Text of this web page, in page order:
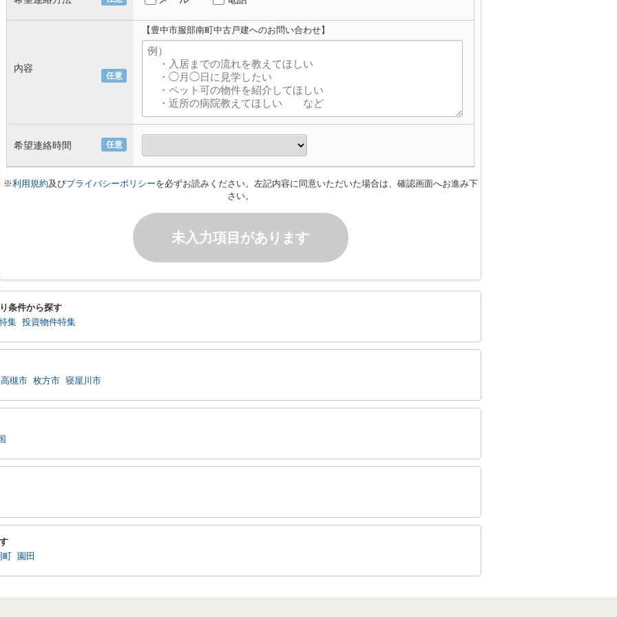
任意
内容
【豊中市服部南町中古戸建へのお問い合わせ】
任意
希望連絡時間
※利用規約及びプライバシーポリシーを必ずお読みください。左記内容に同意いただいた場合は、確認画面へお進み下
さい。
未入力項目があります
条件から探す
集 投資物件特集
高槻市 枚方市 寝屋川市
園田